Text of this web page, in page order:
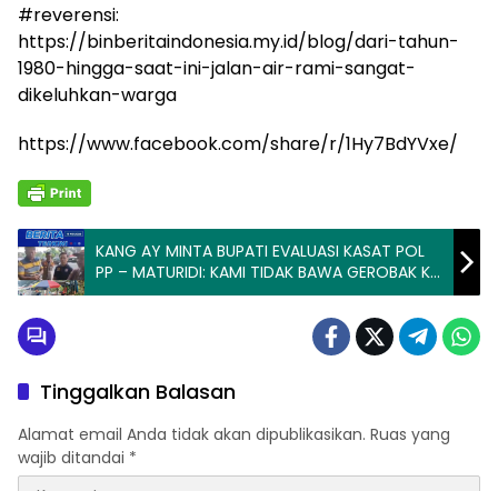
#reverensi:
https://binberitaindonesia.my.id/blog/dari-tahun-
1980-hingga-saat-ini-jalan-air-rami-sangat-
dikeluhkan-warga
https://www.facebook.com/share/r/1Hy7BdYVxe/
KANG AY MINTA BUPATI EVALUASI KASAT POL
PP – MATURIDI: KAMI TIDAK BAWA GEROBAK KE
KANTOR
Tinggalkan Balasan
Alamat email Anda tidak akan dipublikasikan. Ruas yang
wajib ditandai *